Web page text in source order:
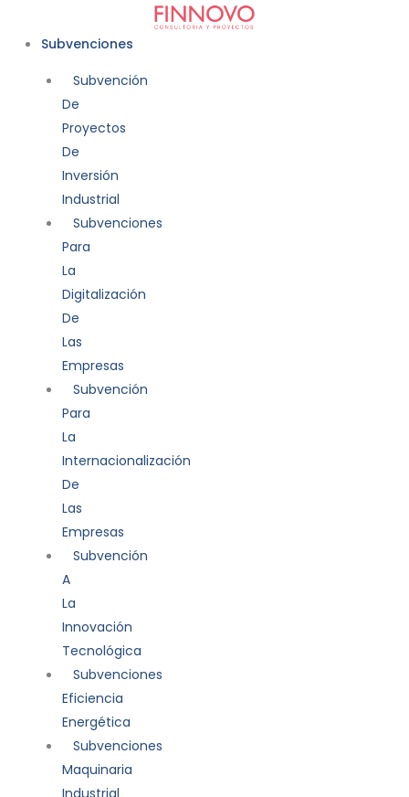
Subvenciones
Subvención
De
Proyectos
De
Inversión
Industrial
Subvenciones
Para
La
Digitalización
De
Las
Empresas
Subvención
Para
La
Internacionalización
De
Las
Empresas
Subvención
A
La
Innovación
Tecnológica
Subvenciones
Eficiencia
Energética
Subvenciones
Maquinaria
Industrial